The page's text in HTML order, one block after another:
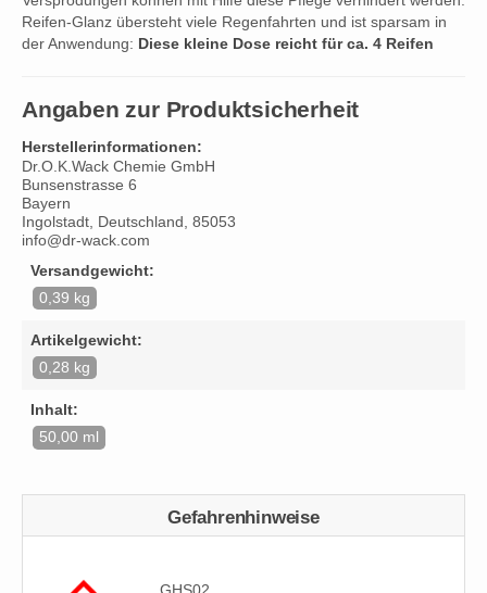
Reifen-Glanz übersteht viele Regenfahrten und ist sparsam in
der Anwendung: Diese kleine Dose reicht für ca. 4 Reifen
Angaben zur Produktsicherheit
Herstellerinformationen:
Dr.O.K.Wack Chemie GmbH
Bunsenstrasse 6
Bayern
Ingolstadt, Deutschland, 85053
info@dr-wack.com
Versandgewicht:
0,39 kg
Artikelgewicht:
0,28 kg
Inhalt:
50,00 ml
Gefahrenhinweise